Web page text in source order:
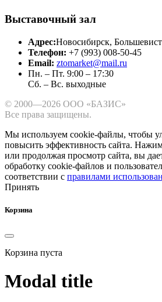
Выставочный зал
Адрес:Новосибирск,
Телефон: +7 (993) 008-50-45
Email: ztomarket@mail.ru
Пн. – Пт. 9:00 – 17:30
Сб. – Вс. выходные
© 2000—2026 ООО «БАЗИС»
Все права защищены.
Мы используем cookie-файлы, чтобы
повысить эффективность сайта.
или продолжая просмотр сайта, вы
обработку cookie-файлов и
соответствии с правилами
Принять
Корзина
Корзина пуста
Modal title